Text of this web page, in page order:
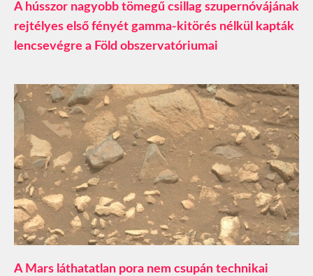
A hússzor nagyobb tömegű csillag szupernóvájának
rejtélyes első fényét gamma-kitörés nélkül kapták
lencsevégre a Föld obszervatóriumai
A Mars láthatatlan pora nem csupán technikai